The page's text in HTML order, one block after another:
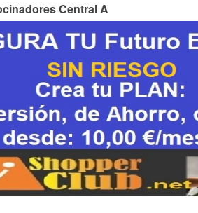
Central A